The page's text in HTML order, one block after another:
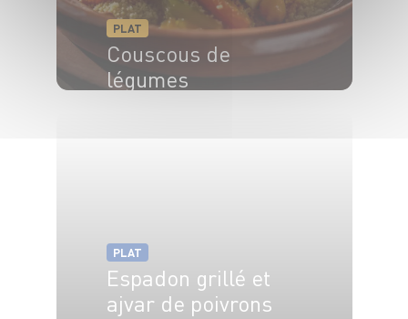
PLAT
Couscous de
légumes
PLAT
Espadon grillé et
ajvar de poivrons